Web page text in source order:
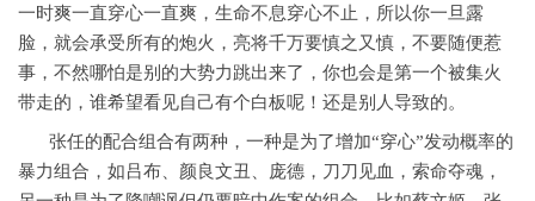
一时爽一直穿心一直爽，生命不息穿心不止，所以你一旦露
脸，就会承受所有的炮火，亮将千万要慎之又慎，不要随便惹
事，不然哪怕是别的大势力跳出来了，你也会是第一个被集火
带走的，谁希望看见自己有个白板呢！还是别人导致的。
张任的配合组合有两种，一种是为了增加“穿心”发动概率的
暴力组合，如吕布、颜良文丑、庞德，刀刀见血，索命夺魂，